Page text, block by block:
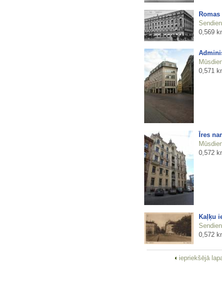
Romas
0,569
0,571
Īres
0,572
Kaļķu
0,572
iepriekšējā